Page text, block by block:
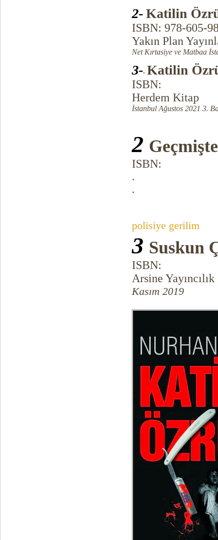
2-Katilin
ISBN: 978-605-
Yakın Plan
Net Kırtasiye ve Matbaa
3-- Katilin
ISBN:
Herdem Kitap
İstanbul Ağustos 2021 3.
2
ISBN:
.
.
polisiye gerilim
3 Suskun
ISBN:
Arsine Yayıncılık
Kasım 2019